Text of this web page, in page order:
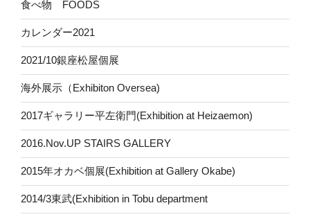
食べ物 FOODS
カレンダー2021
2021/10銀座松屋個展
海外展示（Exhibiton Oversea)
2017ギャラリー平左衛門(Exhibition at Heizaemon)
2016.Nov.UP STAIRS GALLERY
2015年オカベ個展(Exhibition at Gallery Okabe)
2014/3東武(Exhibition in Tobu department